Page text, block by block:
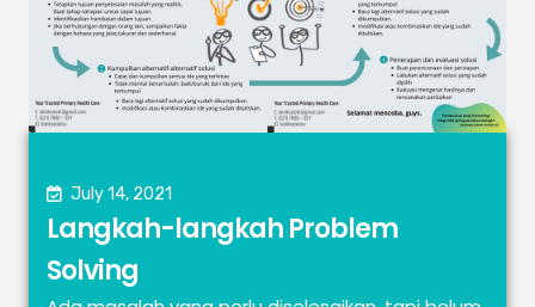
July 14, 2021
Langkah-langkah Problem
Solving